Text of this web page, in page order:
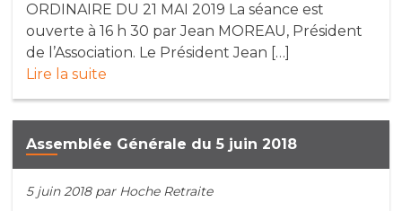
ORDINAIRE DU 21 MAI 2019 La séance est
ouverte à 16 h 30 par Jean MOREAU, Président
de l’Association. Le Président Jean […]
Lire la suite
Assemblée Générale du 5 juin 2018
5 juin 2018 par Hoche Retraite